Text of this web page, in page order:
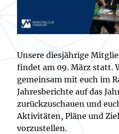
Unsere diesjährige
findet am 09. März statt.
gemeinsam mit euch im
Jahresberichte auf das
zurückzuschauen und
Aktivitäten, Pläne und
vorzustellen.